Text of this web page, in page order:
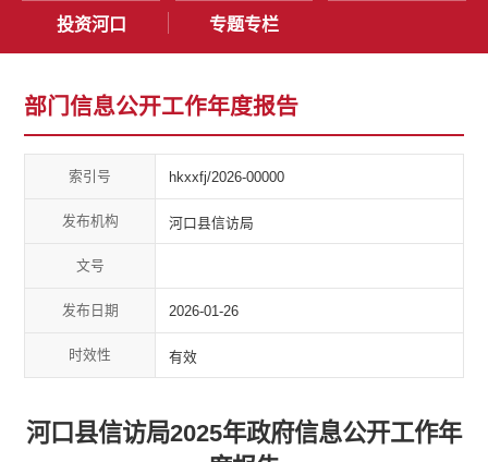
投资河口 专题专栏
部门信息公开工作年度报告
索引号 hkxxfj/2026-00000
发布机构 河口县信访局
文号
发布日期 2026-01-26
时效性 有效
河口县信访局2025年政府信息公开工作年